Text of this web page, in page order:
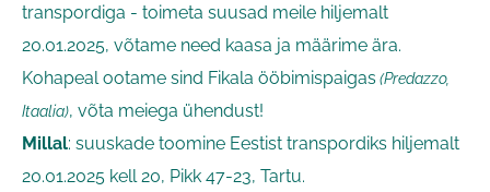
transpordiga - toimeta suusad meile hiljemalt
20.01.2025, võtame need kaasa ja määrime ära.
Kohapeal ootame sind Fikala ööbimispaigas (Predazzo,
Itaalia), võta meiega ühendust!
Millal: suuskade toomine Eestist transpordiks hiljemalt
20.01.2025 kell 20, Pikk 47-23, Tartu.